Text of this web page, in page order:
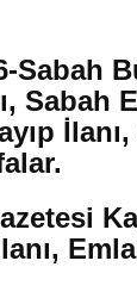
Sabah
Sabah